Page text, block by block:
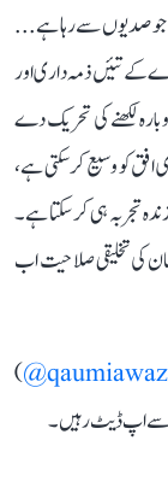
جو صدیوں سے رہا ہے...
کے تئیں ذمہ داری اور
لکھنے کی تحریک دے
کو وسیع کر سکتی ہے،
تجربہ ہی کر سکتا ہے۔
کی تخلیقی صلاحیت اب
qaumiawaz@
)
سے اپ ڈیٹ رہیں۔